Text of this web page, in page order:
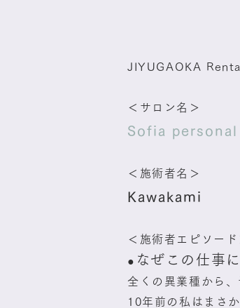
JIYUGAOKA
＜サロン名＞
Sofia personal
＜施術者名＞
Kawakami
＜施術者エピソード
● なぜこの仕事
全くの異業種から
10年前の私はまさ